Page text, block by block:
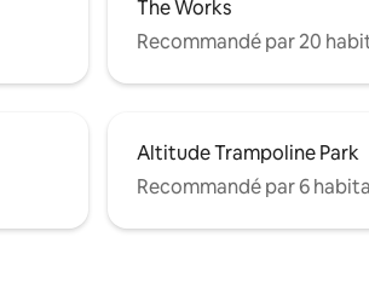
The Works
Recommandé par 20
Altitude Trampoline Park
Recommandé par 6